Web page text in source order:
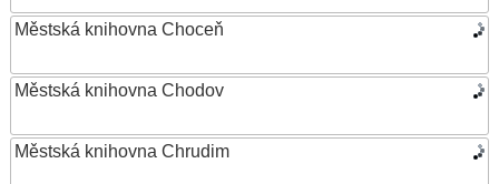
Městská knihovna Choceň
Městská knihovna Chodov
Městská knihovna Chrudim